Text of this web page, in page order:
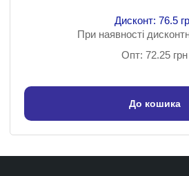
Дисконт: 76.5
При наявності
Опт: 72.25 грн
До кошика